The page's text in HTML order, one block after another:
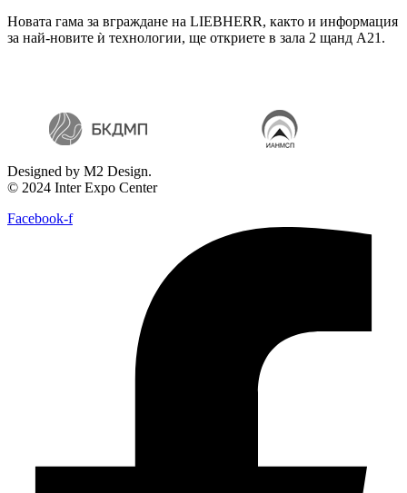
Новата гама за вграждане на LIEBHERR, както и информация
за най-новите ѝ технологии, ще откриете в зала 2 щанд А21.
Designed by M2 Design.
© 2024 Inter Expo Center
Facebook-f